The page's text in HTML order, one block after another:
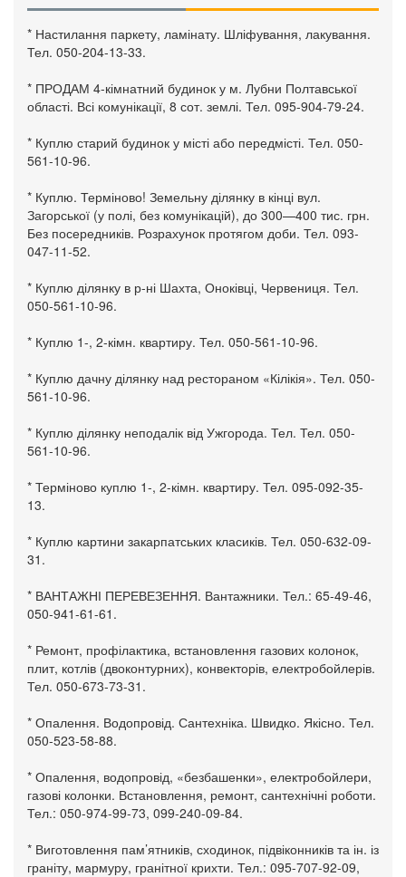
* Настилання паркету, ламінату. Шліфування, лакування.
Тел. 050-204-13-33.
* ПРОДАМ 4-кімнатний будинок у м. Лубни Полтавської
області. Всі комунікації, 8 сот. землі. Тел. 095-904-79-24.
* Куплю старий будинок у місті або передмісті. Тел. 050-
561-10-96.
* Куплю. Терміново! Земельну ділянку в кінці вул.
Загорської (у полі, без комунікацій), до 300—400 тис. грн.
Без посередників. Розрахунок протягом доби. Тел. 093-
047-11-52.
* Куплю ділянку в р-ні Шахта, Оноківці, Червениця. Тел.
050-561-10-96.
* Куплю 1-, 2-кімн. квартиру. Тел. 050-561-10-96.
* Куплю дачну ділянку над рестораном «Кілікія». Тел. 050-
561-10-96.
* Куплю ділянку неподалік від Ужгорода. Тел. Тел. 050-
561-10-96.
* Терміново куплю 1-, 2-кімн. квартиру. Тел. 095-092-35-
13.
* Куплю картини закарпатських класиків. Тел. 050-632-09-
31.
* ВАНТАЖНІ ПЕРЕВЕЗЕННЯ. Вантажники. Тел.: 65-49-46,
050-941-61-61.
* Ремонт, профілактика, встановлення газових колонок,
плит, котлів (двоконтурних), конвекторів, електробойлерів.
Тел. 050-673-73-31.
* Опалення. Водопровід. Сантехніка. Швидко. Якісно. Тел.
050-523-58-88.
* Опалення, водопровід, «безбашенки», електробойлери,
газові колонки. Встановлення, ремонт, сантехнічні роботи.
Тел.: 050-974-99-73, 099-240-09-84.
* Виготовлення пам’ятників, сходинок, підвіконників та ін. із
граніту, мармуру, гранітної крихти. Тел.: 095-707-92-09,